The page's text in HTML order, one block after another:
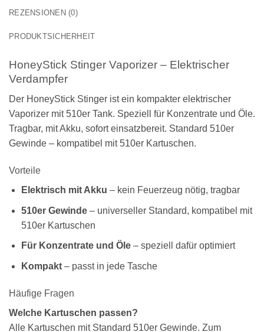
REZENSIONEN (0)
PRODUKTSICHERHEIT
HoneyStick Stinger Vaporizer – Elektrischer
Verdampfer
Der HoneyStick Stinger ist ein kompakter elektrischer
Vaporizer mit 510er Tank. Speziell für Konzentrate und Öle.
Tragbar, mit Akku, sofort einsatzbereit. Standard 510er
Gewinde – kompatibel mit 510er Kartuschen.
Vorteile
Elektrisch mit Akku – kein Feuerzeug nötig, tragbar
510er Gewinde– universeller Standard, kompatibel mit
510er Kartuschen
Für Konzentrate und Öle– speziell dafür optimiert
Kompakt– passt in jede Tasche
Häufige Fragen
Welche Kartuschen passen?
Alle Kartuschen mit Standard 510er Gewinde. Zum